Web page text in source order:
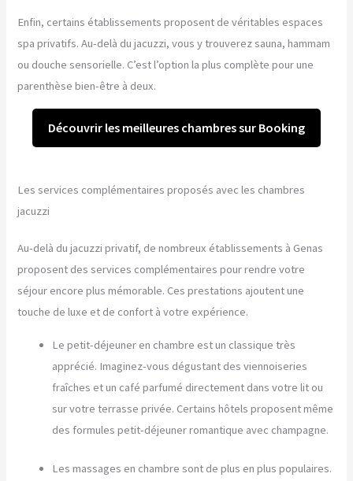
Enfin, certains établissements proposent de véritables espaces
spa privatifs. Au-delà du jacuzzi, vous y trouverez sauna, hammam
ou douche sensorielle. C’est l’option la plus complète pour une
parenthèse bien-être à deux.
Découvrir les meilleures chambres sur Booking
Les services complémentaires proposés avec les chambres
jacuzzi
Au-delà du jacuzzi privatif, de nombreux établissements à Genas
proposent des services complémentaires pour rendre votre
séjour encore plus mémorable. Ces prestations ajoutent une
touche de luxe et de confort à votre expérience.
Le petit-déjeuner en chambre est un classique très
apprécié. Imaginez-vous dégustant des viennoiseries
fraîches et un café parfumé directement dans votre lit ou
sur votre terrasse privée. Certains hôtels proposent même
des formules petit-déjeuner romantique avec champagne.
Les massages en chambre sont de plus en plus populaires.